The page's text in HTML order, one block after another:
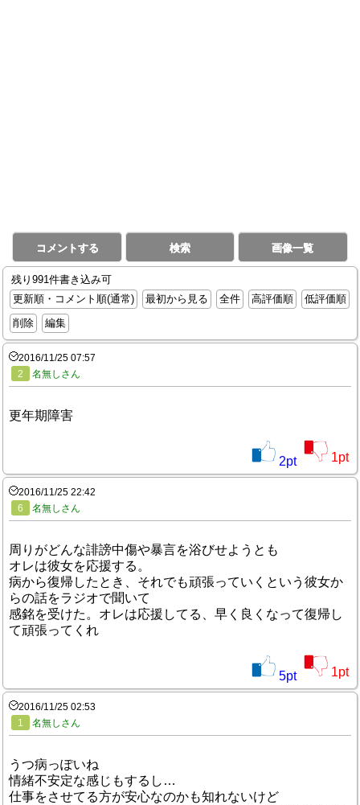
コメントする 検索 画像一覧
残り991件書き込み可
更新順・コメント順(通常)
最初から見る 全件 高評価順
低評価順
削除
編集
2016/11/25 07:57
2
名無しさん
更年期障害
2pt 1pt
2016/11/25 22:42
6
名無しさん
周りがどんな誹謗中傷や暴言を浴びせようとも
オレは彼女を応援する。
病から復帰したとき、それでも頑張っていくという彼女か
らの話をラジオで聞いて
感銘を受けた。オレは応援してる、早く良くなって復帰し
て頑張ってくれ
5pt 1pt
2016/11/25 02:53
1
名無しさん
うつ病っぽいね
情緒不安定な感じもするし…
仕事をさせてる方が安心なのかも知れないけど